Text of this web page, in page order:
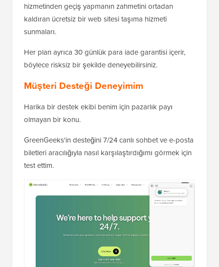
hizmetinden geçiş yapmanın zahmetini ortadan
kaldıran ücretsiz bir web sitesi taşıma hizmeti
sunmaları.
Her plan ayrıca 30 günlük para iade garantisi içerir,
böylece risksiz bir şekilde deneyebilirsiniz.
Müşteri Desteği Deneyimim
Harika bir destek ekibi benim için pazarlık payı
olmayan bir konu.
GreenGeeks'in desteğini 7/24 canlı sohbet ve e-posta
biletleri aracılığıyla nasıl karşılaştırdığımı görmek için
test ettim.